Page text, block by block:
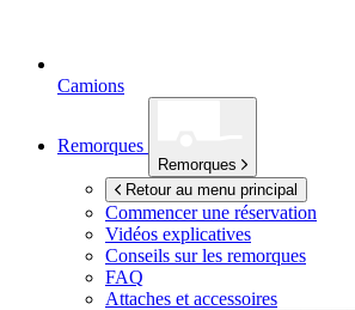
Camions
Remorques
Remorques
Retour au menu principal
Commencer une réservation
Vidéos explicatives
Conseils sur les remorques
FAQ
Attaches et accessoires